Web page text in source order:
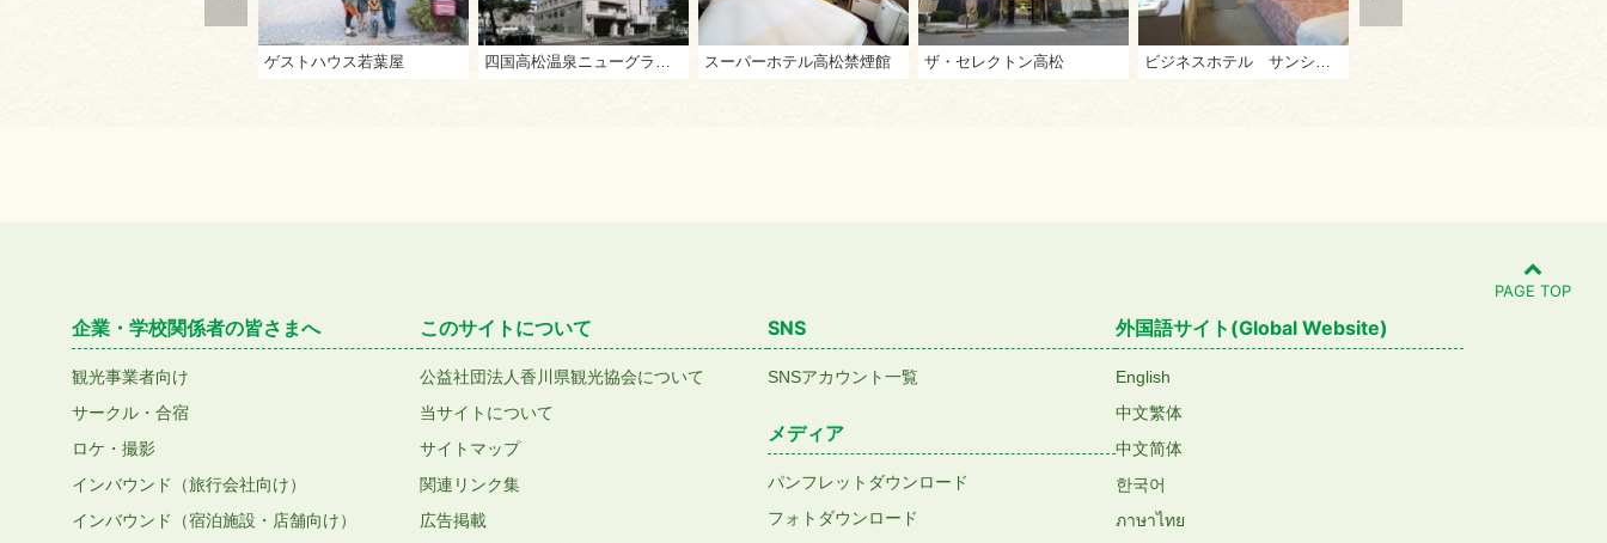
ゲストハウス若葉屋 四国高松温泉ニューグランデみまつ スーパーホテル高松禁煙館 ザ・セレクトン高松 ビジネスホテル サンシャイン高松
PAGE TOP
企業・学校関係者の皆さまへ
観光事業者向け
サークル・合宿
ロケ・撮影
インバウンド（旅行会社向け）
インバウンド（宿泊施設・店舗向け）
このサイトについて
公益社団法人香川県観光協会について
当サイトについて
サイトマップ
関連リンク集
広告掲載
SNS
SNSアカウント一覧
メディア
パンフレットダウンロード
フォトダウンロード
外国語サイト(Global Website)
English
中文繁体
中文简体
한국어
ภาษาไทย